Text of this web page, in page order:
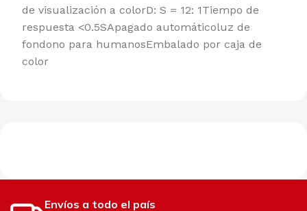
de visualización a colorD: S = 12: 1Tiempo de
respuesta <0.5SApagado automáticoluz de
fondono para humanosEmbalado por caja de
color
Envíos a todo el país